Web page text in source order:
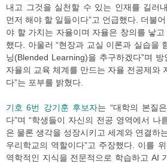
내고 그것을 실천할 수 있는 인재를 길러
먼저 해야 할 일들이다”고 언급했다. 더불
야 할 가치는 자율이며 자율은 창의를 낳
했다. 아울러 “현장과 교실 이론과 실습을
닝(Blended Learning)을 추구하겠다”며 방
자율의 교육 체계를 만드는 자율 전공제와
다”는 포부를 밝혔다.
기호 6번 강기훈 후보자는 “대학의 본질
다”며 “학생들이 자신의 전공 영역에서 나
은 물론 생각을 성장시키고 세계와 연결하
우리학교의 역할이다”고 주장했다. 이를
역학적인 지식을 전문적으로 학습하고 AI